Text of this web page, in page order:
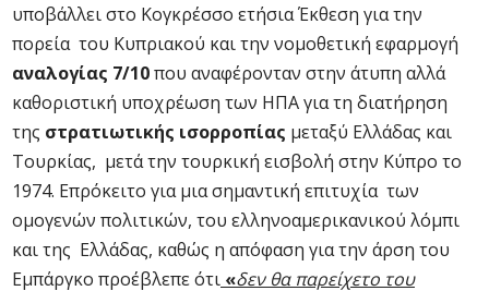
υποβάλλει στο Κογκρέσσο ετήσια Έκθεση για την
πορεία του Κυπριακού και την νομοθετική εφαρμογή
αναλογίας 7/10που αναφέρονταν στην άτυπη αλλά
καθοριστική υποχρέωση των ΗΠΑ για τη διατήρηση
της στρατιωτικής ισορροπίας μεταξύ Ελλάδας και
Τουρκίας, μετά την τουρκική εισβολή στην Κύπρο το
1974. Επρόκειτο για μια σημαντική επιτυχία των
ομογενών πολιτικών, του ελληνοαμερικανικού λόμπι
και της Ελλάδας, καθώς η απόφαση για την άρση του
Εμπάργκο προέβλεπε ότι «δεν θα παρείχετο του